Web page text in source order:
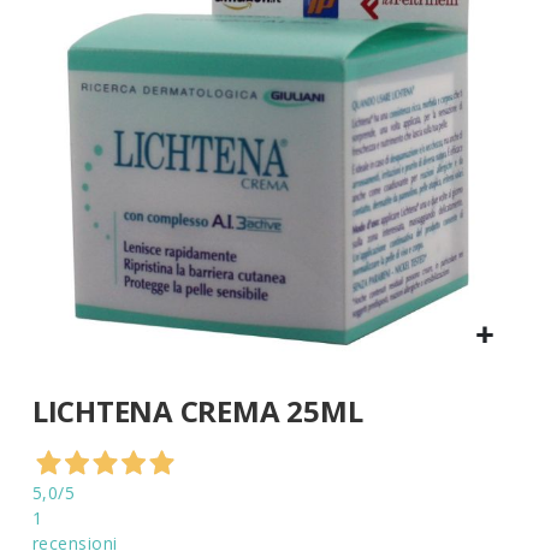
immagini
all'inizio
galleria
di
immagini
LICHTENA CREMA 25ML
5,0/5
1
recensioni